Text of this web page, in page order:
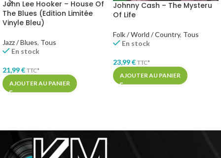
John Lee Hooker – House Of
The Blues (Edition Limitée
Vinyle Bleu)
Jazz / Blues, Tous
En stock
21,99€ TTC*
AJOUTER AU PANIER
Johnny Cash – The Mysteru
Of Life
Folk / World / Country, Tous
En stock
23,99€ TTC*
AJOUTER AU PANIER